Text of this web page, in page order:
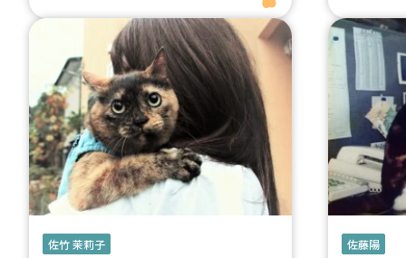
佐竹 茉莉子 佐藤陽